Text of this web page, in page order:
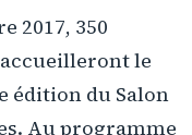
2017, 350
le
édition du Salon
Au programme